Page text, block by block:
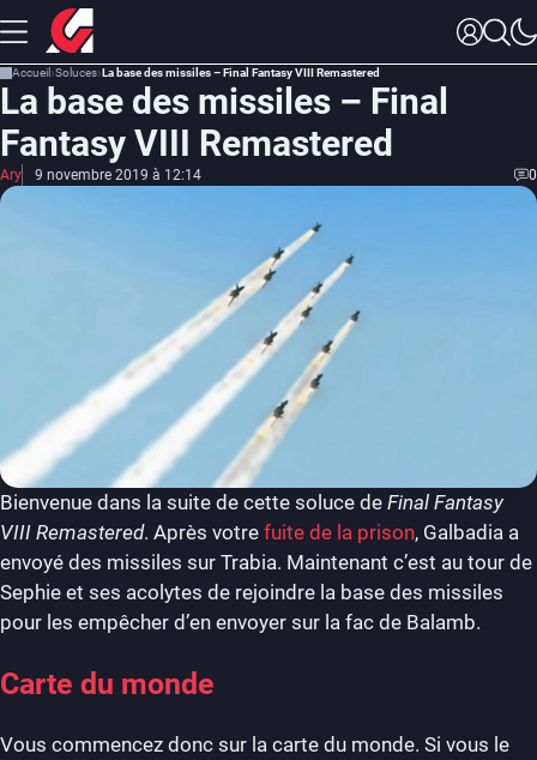
Accueil Soluces La base des missiles – Final Fantasy VIII Remastered
La base des missiles – Final
Fantasy VIII Remastered
Ary 9 novembre 2019 à 12:14 0
Bienvenue dans la suite de cette soluce de Final Fantasy
VIII Remastered. Après votre fuite de la prison, Galbadia a
envoyé des missiles sur Trabia. Maintenant c’est au tour de
Sephie et ses acolytes de rejoindre la base des missiles
pour les empêcher d’en envoyer sur la fac de Balamb.
Carte du monde
Vous commencez donc sur la carte du monde. Si vous le